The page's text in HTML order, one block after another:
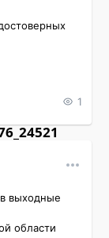
1
выходные
области